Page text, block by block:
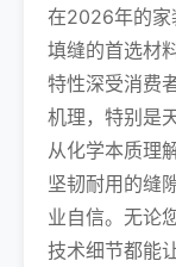
在2026年的家
填缝的首选材
特性深受消费
机理，特别是
从化学本质理
坚韧耐用的缝
业自信。无论
技术细节都能